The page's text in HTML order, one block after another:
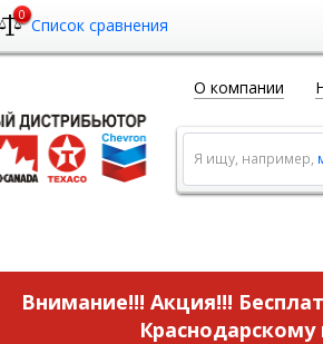
0 Список сравнения
О компании
Я ищу, например,
Внимание!!! Акция!!!